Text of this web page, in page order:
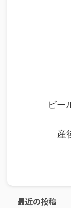
ビー
産
最近の投稿